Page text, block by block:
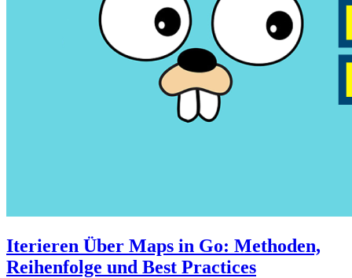
Iterieren Über Maps in Go: Methoden,
Reihenfolge und Best Practices